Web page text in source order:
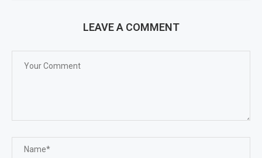
LEAVE A COMMENT